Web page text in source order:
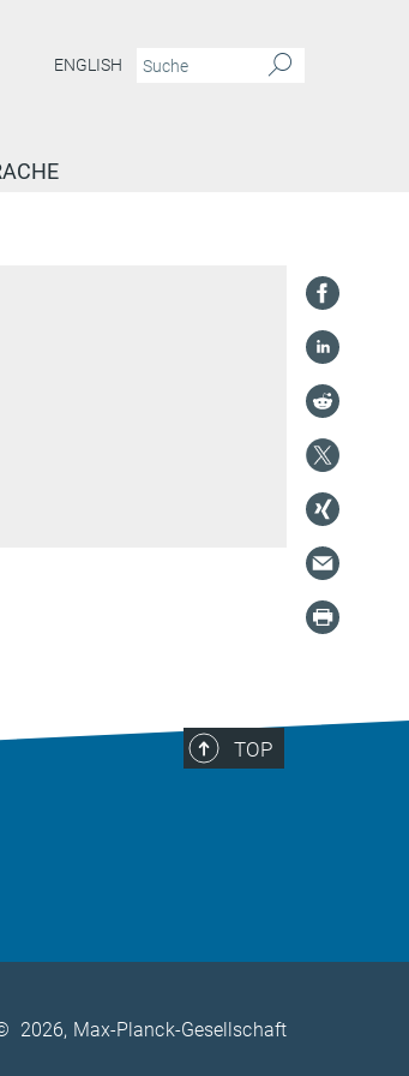
ENGLISH
TOP
2026, Max-Planck-Gesellschaft